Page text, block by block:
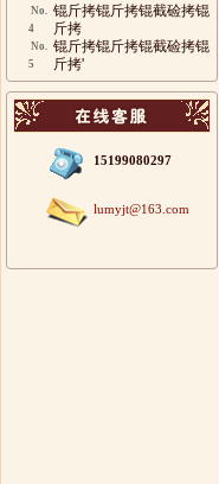
No.
4
锟斤拷锟斤拷锟截硷拷锟
斤拷
No.
5
锟斤拷锟斤拷锟截硷拷锟
斤拷'
15199080297
lumyjt@163.com